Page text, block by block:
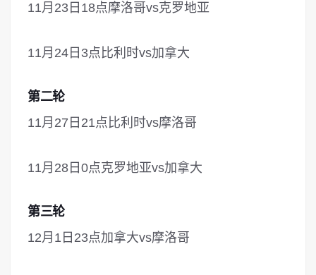
11月23日18点摩洛哥vs克罗地亚
11月24日3点比利时vs加拿大
第二轮
11月27日21点比利时vs摩洛哥
11月28日0点克罗地亚vs加拿大
第三轮
12月1日23点加拿大vs摩洛哥